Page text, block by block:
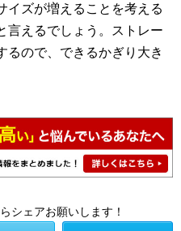
イズが増えることを考える
言えるでしょう。ストレー
るので、できるかぎり大き
シェアお願いします！